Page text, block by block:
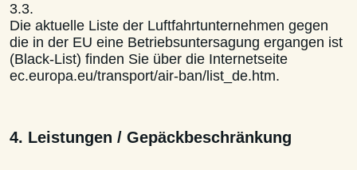
3.3.
Die aktuelle Liste der Luftfahrtunternehmen gegen
die in der EU eine Betriebsuntersagung ergangen ist
(Black-List) finden Sie über die Internetseite
ec.europa.eu/transport/air-ban/list_de.htm.
4. Leistungen / Gepäckbeschränkung